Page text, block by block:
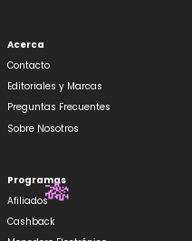
Acerca
Contacto
Editoriales y Marcas
Preguntas Frecuentes
Sobre Nosotros
Programas
Afiliados
Cashback🎋